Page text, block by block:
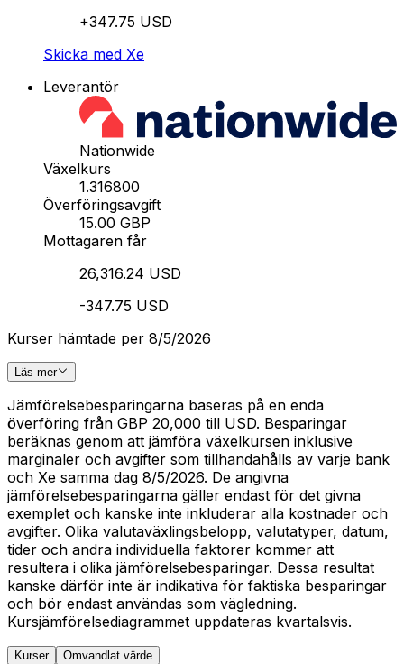
+347.75 USD
Skicka med Xe
Leverantör
Nationwide
Växelkurs
1.316800
Överföringsavgift
15.00 GBP
Mottagaren får
26,316.24 USD
-347.75 USD
Kurser hämtade per 8/5/2026
Läs mer
Jämförelsebesparingarna baseras på en enda
överföring från GBP 20,000 till USD. Besparingar
beräknas genom att jämföra växelkursen inklusive
marginaler och avgifter som tillhandahålls av varje bank
och Xe samma dag 8/5/2026. De angivna
jämförelsebesparingarna gäller endast för det givna
exemplet och kanske inte inkluderar alla kostnader och
avgifter. Olika valutaväxlingsbelopp, valutatyper, datum,
tider och andra individuella faktorer kommer att
resultera i olika jämförelsebesparingar. Dessa resultat
kanske därför inte är indikativa för faktiska besparingar
och bör endast användas som vägledning.
Kursjämförelsediagrammet uppdateras kvartalsvis.
Kurser Omvandlat värde